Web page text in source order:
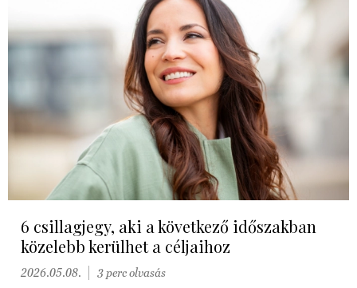
6 csillagjegy, aki a következő időszakban
közelebb kerülhet a céljaihoz
2026.05.08. 3 perc olvasás